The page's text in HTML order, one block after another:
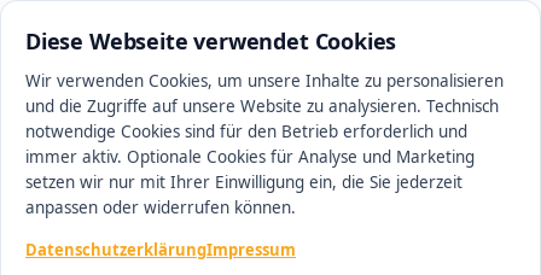
Diese Webseite verwendet Cookies
Wir verwenden Cookies, um unsere Inhalte zu personalisieren
und die Zugriffe auf unsere Website zu analysieren. Technisch
notwendige Cookies sind für den Betrieb erforderlich und
immer aktiv. Optionale Cookies für Analyse und Marketing
setzen wir nur mit Ihrer Einwilligung ein, die Sie jederzeit
anpassen oder widerrufen können.
DatenschutzerklärungImpressum